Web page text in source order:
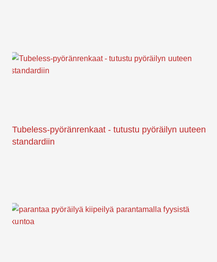
Tubeless-pyöränrenkaat - tutustu pyöräilyn uuteen
standardiin